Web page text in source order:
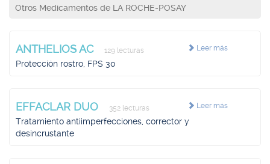
Otros Medicamentos de LA ROCHE-POSAY
Leer más
ANTHELIOS AC 129 lecturas
Protección rostro, FPS 30
Leer más
EFFACLAR DUO 352 lecturas
Tratamiento antiimperfecciones, corrector y
desincrustante